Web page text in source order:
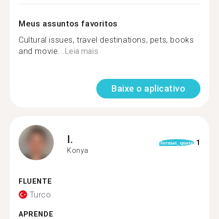
Meus assuntos favoritos
Cultural issues, travel destinations, pets, books
and movie...Leia mais
Baixe o aplicativo
I.
Konya
format_quote 1
FLUENTE
Turco
APRENDE